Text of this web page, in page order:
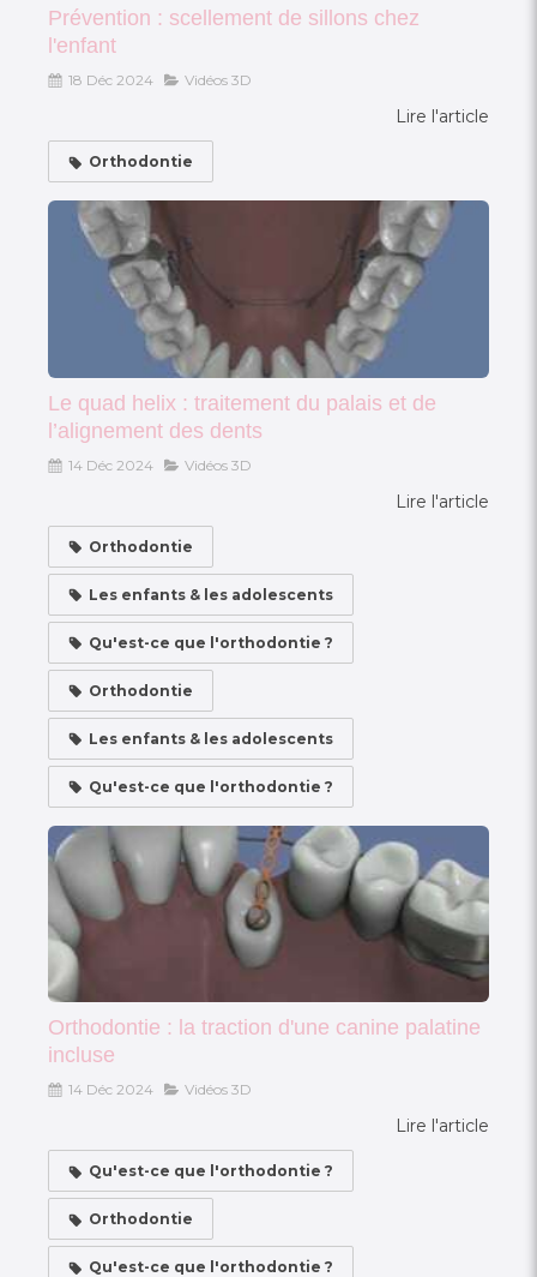
Prévention : scellement de sillons chez
l'enfant
18 Déc 2024 Vidéos 3D
Lire l'article
Orthodontie
Le quad helix : traitement du palais et de
l’alignement des dents
14 Déc 2024 Vidéos 3D
Lire l'article
Orthodontie
Les enfants & les adolescents
Qu'est-ce que l'orthodontie ?
Orthodontie
Les enfants & les adolescents
Qu'est-ce que l'orthodontie ?
Orthodontie : la traction d'une canine palatine
incluse
14 Déc 2024 Vidéos 3D
Lire l'article
Qu'est-ce que l'orthodontie ?
Orthodontie
Qu'est-ce que l'orthodontie ?